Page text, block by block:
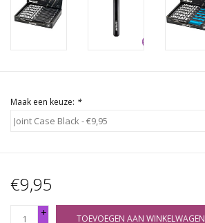
Maak een keuze: *
€9,95
+
TOEVOEGEN AAN WINKELWAGEN